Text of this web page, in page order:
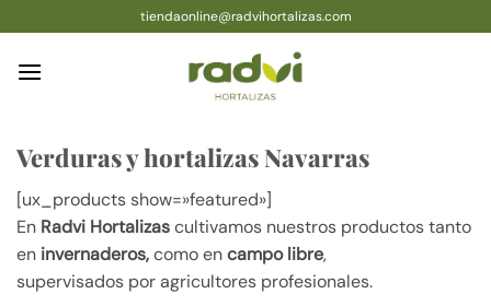
al
contenido
tiendaonline@radvihortalizas.com
Verduras y hortalizas Navarras
[ux_products show=»featured»]
En Radvi Hortalizascultivamos nuestros productos tanto
en invernaderos,como encampo libre,
supervisados por agricultores profesionales.